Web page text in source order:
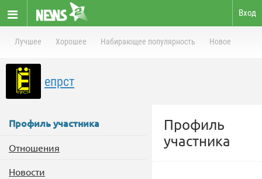
Вход
Лучшее Хорошее Набирающее популярность Новое
епрст
Профиль участника
Отношения
Новости
Профиль
участника